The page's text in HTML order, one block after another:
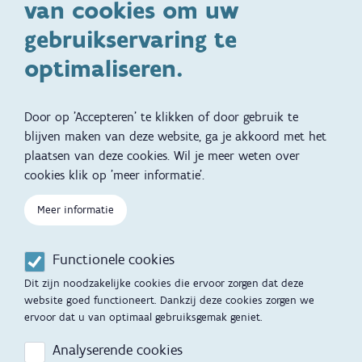
van cookies om uw
gebruikservaring te
optimaliseren.
Door op 'Accepteren' te klikken of door gebruik te
blijven maken van deze website, ga je akkoord met het
plaatsen van deze cookies. Wil je meer weten over
cookies klik op 'meer informatie'.
Meer informatie
Functionele cookies
Dit zijn noodzakelijke cookies die ervoor zorgen dat deze
website goed functioneert. Dankzij deze cookies zorgen we
ervoor dat u van optimaal gebruiksgemak geniet.
Analyserende cookies
Specifieke
ondersteuningsbehoefte
Zwangerschap en geboorte
Slapen
Adoptie
Kinderwens
Voet
Kind en Gezin diensten
Aanbod tijdens de
zwangerschap
Opvoedingsondersteuning
Kinderopvang
Vertalingen
Mijn Opgroeien